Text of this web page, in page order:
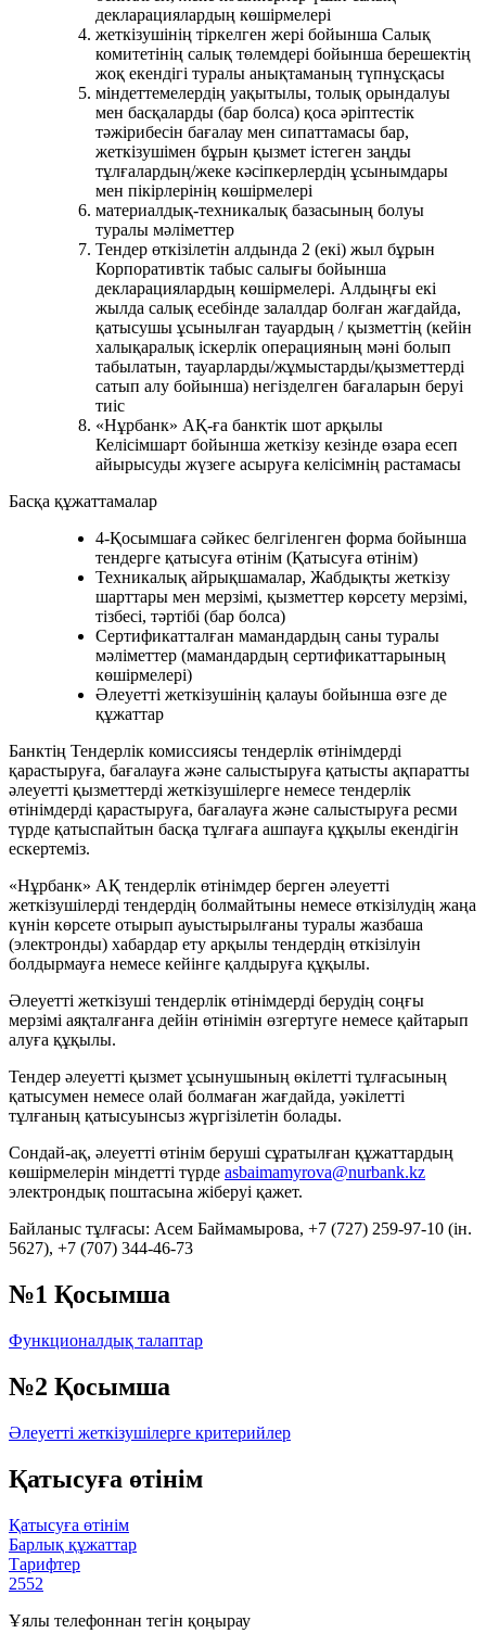
декларациялардың көшірмелері
жеткізушінің тіркелген жері бойынша Салық
комитетінің салық төлемдері бойынша берешектің
жоқ екендігі туралы анықтаманың түпнұсқасы
міндеттемелердің уақытылы, толық орындалуы
мен басқаларды (бар болса) қоса әріптестік
тәжірибесін бағалау мен сипаттамасы бар,
жеткізушімен бұрын қызмет істеген заңды
тұлғалардың/жеке кәсіпкерлердің ұсынымдары
мен пікірлерінің көшірмелері
материалдық-техникалық базасының болуы
туралы мәліметтер
Тендер өткізілетін алдында 2 (екі) жыл бұрын
Корпоративтік табыс салығы бойынша
декларациялардың көшірмелері. Алдыңғы екі
жылда салық есебінде залалдар болған жағдайда,
қатысушы ұсынылған тауардың / қызметтің (кейін
халықаралық іскерлік операцияның мәні болып
табылатын, тауарларды/жұмыстарды/қызметтерді
сатып алу бойынша) негізделген бағаларын беруі
тиіс
«Нұрбанк» АҚ-ға банктік шот арқылы
Келісімшарт бойынша жеткізу кезінде өзара есеп
айырысуды жүзеге асыруға келісімнің растамасы
Басқа құжаттамалар
4-Қосымшаға сәйкес белгіленген форма бойынша
тендерге қатысуға өтінім (Қатысуға өтінім)
Техникалық айрықшамалар, Жабдықты жеткізу
шарттары мен мерзімі, қызметтер көрсету мерзімі,
тізбесі, тәртібі (бар болса)
Сертификатталған мамандардың саны туралы
мәліметтер (мамандардың сертификаттарының
көшірмелері)
Әлеуетті жеткізушінің қалауы бойынша өзге де
құжаттар
Банктің Тендерлік комиссиясы тендерлік өтінімдерді
қарастыруға, бағалауға және салыстыруға қатысты ақпаратты
әлеуетті қызметтерді жеткізушілерге немесе тендерлік
өтінімдерді қарастыруға, бағалауға және салыстыруға ресми
түрде қатыспайтын басқа тұлғаға ашпауға құқылы екендігін
ескертеміз.
«Нұрбанк» АҚ тендерлік өтінімдер берген әлеуетті
жеткізушілерді тендердің болмайтыны немесе өткізілудің жаңа
күнін көрсете отырып ауыстырылғаны туралы жазбаша
(электронды) хабардар ету арқылы тендердің өткізілуін
болдырмауға немесе кейінге қалдыруға құқылы.
Әлеуетті жеткізуші тендерлік өтінімдерді берудің соңғы
мерзімі аяқталғанға дейін өтінімін өзгертуге немесе қайтарып
алуға құқылы.
Тендер әлеуетті қызмет ұсынушының өкілетті тұлғасының
қатысумен немесе олай болмаған жағдайда, уәкілетті
тұлғаның қатысуынсыз жүргізілетін болады.
Сондай-ақ, әлеуетті өтінім беруші сұратылған құжаттардың
көшірмелерін міндетті түрде asbaimamyrova@nurbank.kz
электрондық поштасына жіберуі қажет.
Байланыс тұлғасы: Асем Баймамырова, +7 (727) 259-97-10 (ін.
5627), +7 (707) 344-46-73
№1 Қосымша
Функционалдық талаптар
№2 Қосымша
Әлеуетті жеткізушілерге критерийлер
Қатысуға өтінім
Қатысуға өтінім
Барлық құжаттар
Тарифтер
2552
Ұялы телефоннан тегін қоңырау